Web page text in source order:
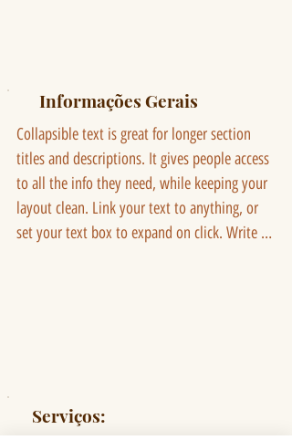
Informações Gerais
Collapsible text is great for longer section
titles and descriptions. It gives people access
to all the info they need, while keeping your
layout clean. Link your text to anything, or
set your text box to expand on click. Write
Serviços: